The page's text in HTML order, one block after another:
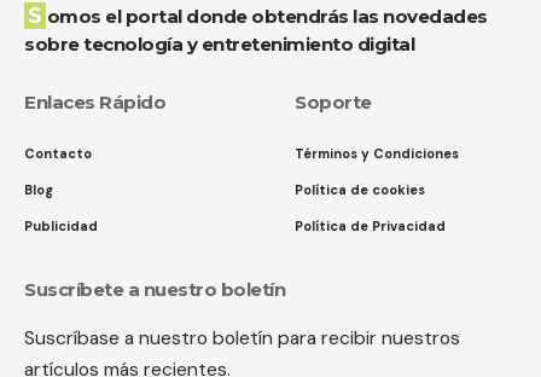
Somos el portal donde obtendrás las novedades
sobre tecnología y entretenimiento digital
Enlaces Rápido
Contacto
Blog
Publicidad
Soporte
Términos y Condiciones
Política de cookies
Política de Privacidad
Suscríbete a nuestro boletín
Suscríbase a nuestro boletín para recibir nuestros
artículos más recientes.